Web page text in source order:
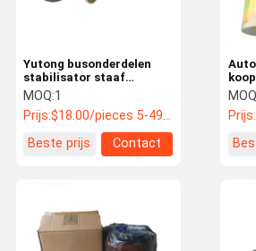
Over
Kwaliteitsco
Nieuws Alle
Jinlong Busonderdelen
koop
Prijs:
Yutong busonderdelen
stabilisator staaf
ophangstok assemblage
2930-00247
MOQ:1
Prijs:$18.00/pieces 5-49 pieces
Beste prijs
Contact